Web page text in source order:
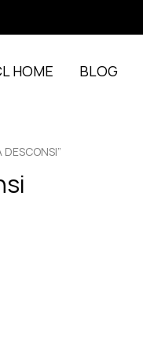
HOME BLOG